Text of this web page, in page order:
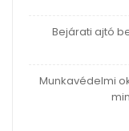
Bejárati ajtó
Munkavédelmi